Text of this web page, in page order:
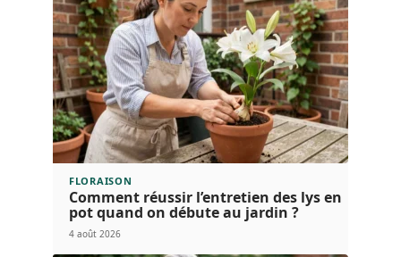
FLORAISON
Comment réussir l’entretien des lys en
pot quand on débute au jardin ?
4 août 2026